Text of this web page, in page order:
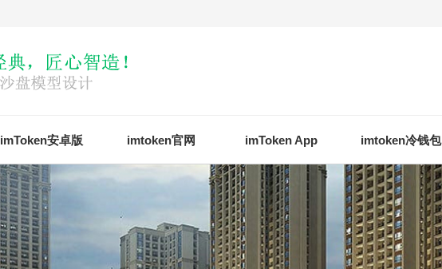
imToken安卓版 imtoken官网 imToken App imtoken冷钱包